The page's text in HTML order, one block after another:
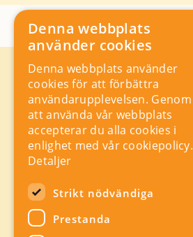
Kontakt
Storgatan 19, Box 5501,
114 85 Stockholm
Orgnr: 556625 – 8389
rad@industriarbetsgivarna.se
Rådgivning:08-762 67 70
Växel:08-762 67 55
Hitta snabbt
A-Ö
Denna webbplats
använder cookies
Denna webbplats använder
cookies för att förbättra
användarupplevelsen. Genom
att använda vår webbplats
accepterar du alla cookies i
enlighet med vår cookiepolicy.
Detaljer
Strikt nödvändiga
Prestanda